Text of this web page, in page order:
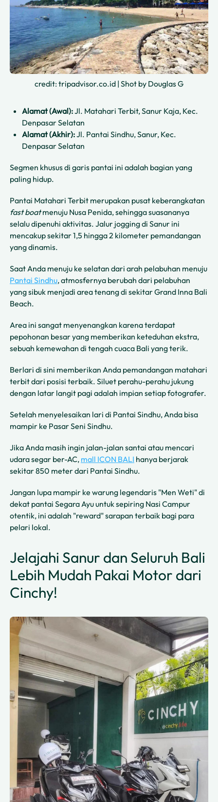
credit: tripadvisor.co.id | Shot by Douglas G
Alamat (Awal):Jl. Matahari Terbit, Sanur Kaja, Kec.
Denpasar Selatan
Alamat (Akhir):Jl. Pantai Sindhu, Sanur, Kec.
Denpasar Selatan
Segmen khusus di garis pantai ini adalah bagian yang
paling hidup.
Pantai Matahari Terbit merupakan pusat keberangkatan
fast boatmenuju Nusa Penida, sehingga suasananya
selalu dipenuhi aktivitas. Jalur jogging di Sanur ini
mencakup sekitar 1,5 hingga 2 kilometer pemandangan
yang dinamis.
Saat Anda menuju ke selatan dari arah pelabuhan menuju
Pantai Sindhu, atmosfernya berubah dari pelabuhan
yang sibuk menjadi area tenang di sekitar Grand Inna Bali
Beach.
Area ini sangat menyenangkan karena terdapat
pepohonan besar yang memberikan keteduhan ekstra,
sebuah kemewahan di tengah cuaca Bali yang terik.
Berlari di sini memberikan Anda pemandangan matahari
terbit dari posisi terbaik. Siluet perahu-perahu jukung
dengan latar langit pagi adalah impian setiap fotografer.
Setelah menyelesaikan lari di Pantai Sindhu, Anda bisa
mampir ke Pasar Seni Sindhu.
Jika Anda masih ingin jalan-jalan santai atau mencari
udara segar ber-AC, mall ICON BALI hanya berjarak
sekitar 850 meter dari Pantai Sindhu.
Jangan lupa mampir ke warung legendaris "Men Weti" di
dekat pantai Segara Ayu untuk sepiring Nasi Campur
otentik, ini adalah "reward" sarapan terbaik bagi para
pelari lokal.
Jelajahi Sanur dan Seluruh Bali
Lebih Mudah Pakai Motor dari
Cinchy!